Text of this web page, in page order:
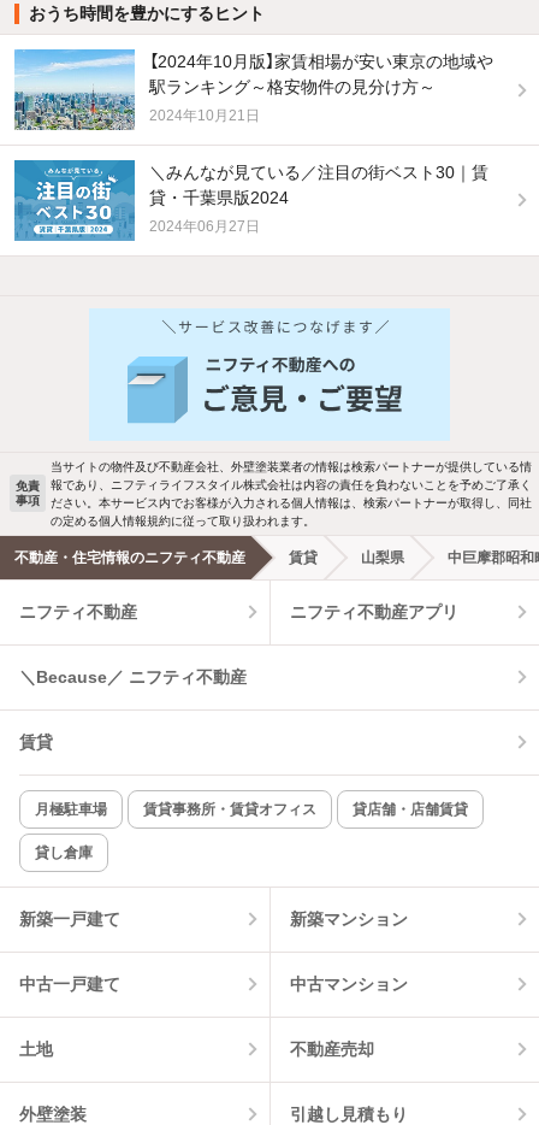
おうち時間を豊かにするヒント
【2024年10月版】家賃相場が安い東京の地域や
駅ランキング～格安物件の見分け方～
2024年10月21日
＼みんなが見ている／注目の街ベスト30｜賃
貸・千葉県版2024
2024年06月27日
免責
事項
当サイトの物件及び不動産会社、外壁塗装業者の情報は検索パートナーが提供している情
報であり、ニフティライフスタイル株式会社は内容の責任を負わないことを予めご了承く
ださい。本サービス内でお客様が入力される個人情報は、検索パートナーが取得し、同社
の定める個人情報規約に従って取り扱われます。
不動産・住宅情報のニフティ不動産 賃貸 山梨県 中巨摩郡昭和
ニフティ不動産 ニフティ不動産アプリ
＼Because／ ニフティ不動産
賃貸
月極駐車場 賃貸事務所・賃貸オフィス 貸店舗・店舗賃貸
貸し倉庫
新築一戸建て 新築マンション
中古一戸建て 中古マンション
土地 不動産売却
外壁塗装 引越し見積もり